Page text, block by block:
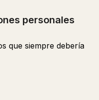
personales
que siempre debería